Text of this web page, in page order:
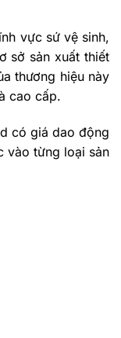
vực sứ vệ sinh,
sở sản xuất thiết
thương hiệu này
cao cấp.
có giá dao động
vào từng loại sản